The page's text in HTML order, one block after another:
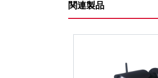
関連製品